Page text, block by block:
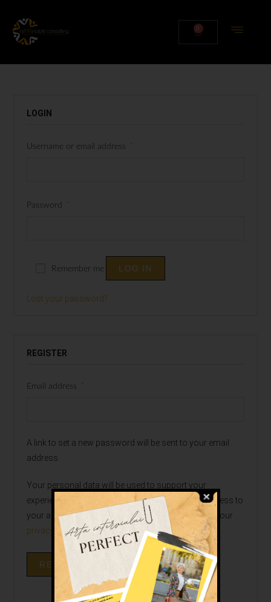
0
LOGIN
Username or email address *
Password *
Remember me LOG IN
Lost your password?
REGISTER
Email address *
A link to set a new password will be sent to your email
address.
Your personal data will be used to support your
experience throughout this website, to manage access to
your account, and for other purposes described in our
privacy policy.
REGISTER